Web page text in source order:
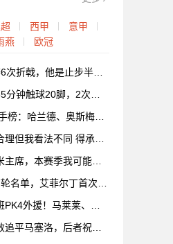
西甲
意甲
燕 欧冠
是止步半决赛次数最多主帅
20脚，2次射正3次争顶成功
奥斯梅恩和拉卡泽特14球居首
不同 得承认德布劳内进了好球
赛季我可能会炒掉小因扎吉
艾菲尔丁首次进入比赛名单
！马莱莱、特谢拉出战
洛，后者祝贺：为你自豪！